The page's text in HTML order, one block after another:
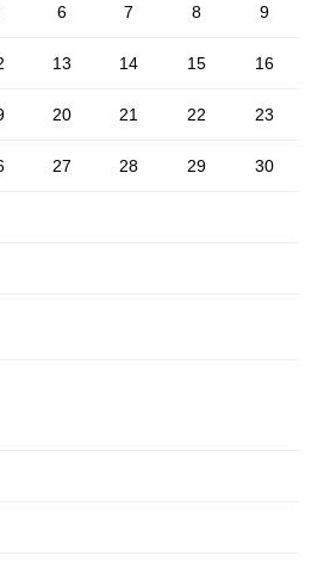
6 7 8 9
13 14 15 16
20 21 22 23
27 28 29 30